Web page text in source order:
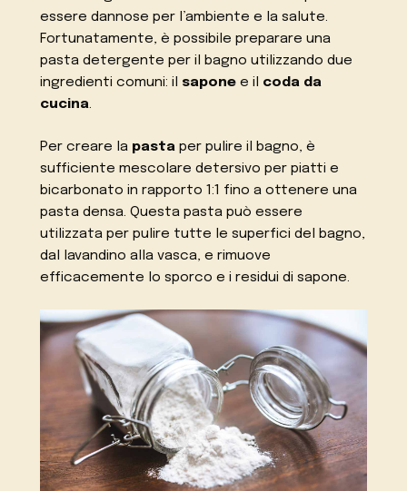
essere dannose per l’ambiente e la salute.
Fortunatamente, è possibile preparare una
pasta detergente per il bagno utilizzando due
ingredienti comuni: il sapone e il coda da
cucina.
Per creare la pasta per pulire il bagno, è
sufficiente mescolare detersivo per piatti e
bicarbonato in rapporto 1:1 fino a ottenere una
pasta densa. Questa pasta può essere
utilizzata per pulire tutte le superfici del bagno,
dal lavandino alla vasca, e rimuove
efficacemente lo sporco e i residui di sapone.